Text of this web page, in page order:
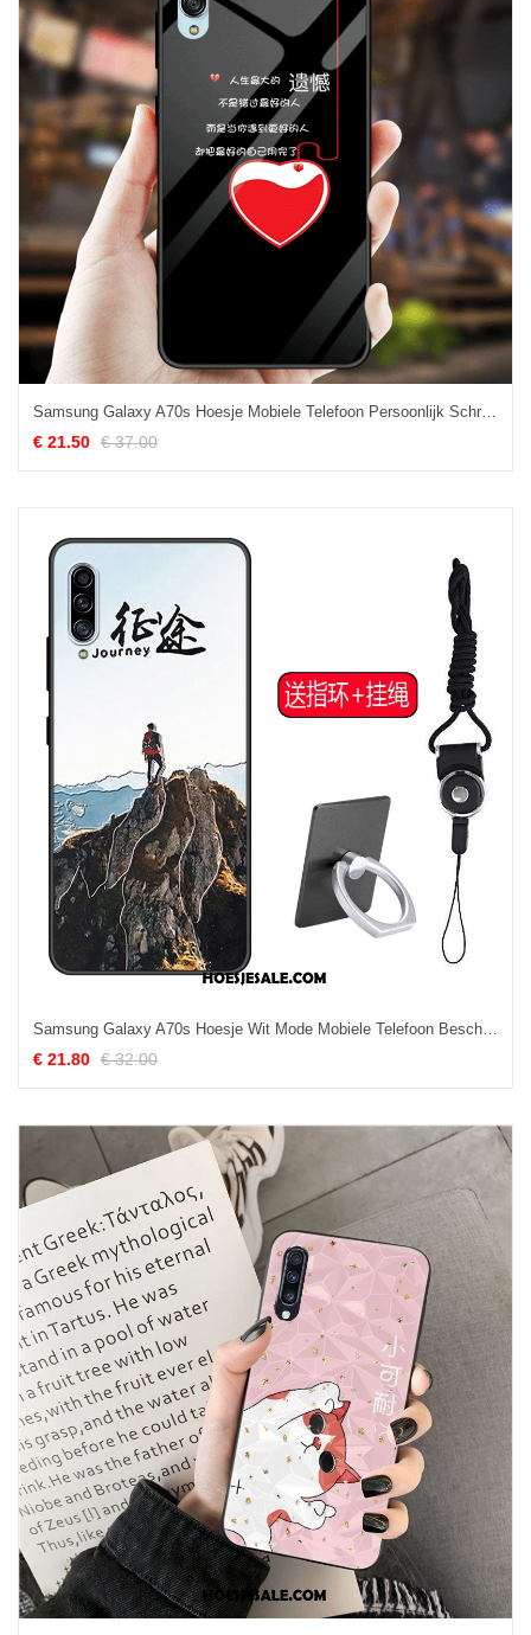
Samsung Galaxy A70s Hoesje Mobiele Telefoon Persoonlijk Schrobben Ster Hoes Goedkoop
€ 21.50 € 37.00
Samsung Galaxy A70s Hoesje Wit Mode Mobiele Telefoon Bescherming Anti-fall Korting
€ 21.80 € 32.00